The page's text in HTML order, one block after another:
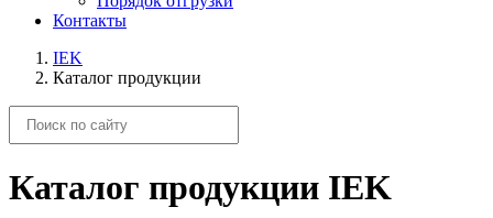
Контакты
IEK
Каталог продукции
Каталог продукции IEK